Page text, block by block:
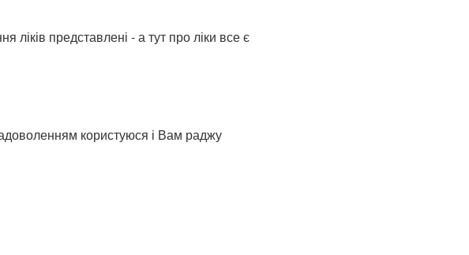
ліків представлені - а тут про ліки все є
користуюся і Вам раджу